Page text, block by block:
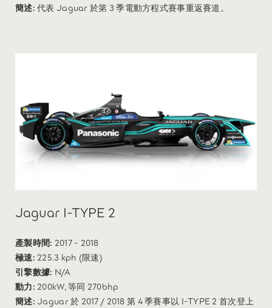
簡述:代表 Jaguar 於第 3 季電動方程式賽事重返賽道。
Jaguar I-TYPE 2
產製時間: 2017 - 2018
極速: 225.3 kph (限速)
引擎數據: N/A
動力: 200kW, 等同 270bhp
簡述: Jaguar 於 2017 / 2018 第 4 季賽事以 I-TYPE 2 首次登上